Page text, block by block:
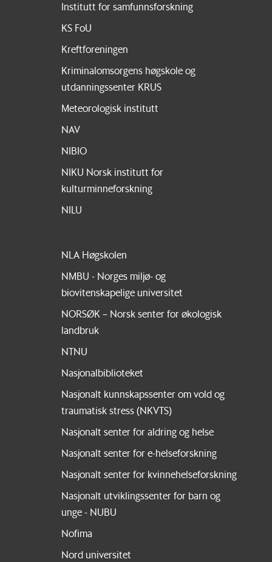
Institutt for samfunnsforskning
KS FoU
Kreftforeningen
Kriminalomsorgens høgskole og
utdanningssenter KRUS
Meteorologisk institutt
NAV
NIBIO
NIKU Norsk institutt for
kulturminneforskning
NILU
NLA Høgskolen
NMBU - Norges miljø- og
biovitenskapelige universitet
NORSØK – Norsk senter for økologisk
landbruk
NTNU
Nasjonalbiblioteket
Nasjonalt kunnskapssenter om vold og
traumatisk stress (NKVTS)
Nasjonalt senter for aldring og helse
Nasjonalt senter for e-helseforskning
Nasjonalt senter for kvinnehelseforskning
Nasjonalt utviklingssenter for barn og
unge - NUBU
Nofima
Nord universitet